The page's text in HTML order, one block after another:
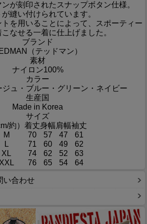
が刻印されたスナップボタン仕様。
縫い付けられています。
を用いることによって、スポーティー
なせる一着に仕上げました。
ブランド
（テッドマン）
素材
ナイロン100%
カラー
ジュ・ブルー・グリーン・ネイビー
生産国
Made in Korea
サイズ
約） 着丈身幅肩幅袖丈
M
70 57 47
61
L
71 60 49
62
XL
74 62 52
63
76 65 54 64
い合わせ